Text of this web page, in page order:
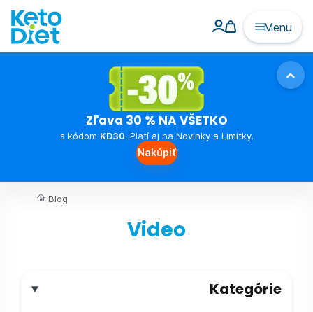
Menu
Zľava 30 % NA VŠETKO
s kódom KD30. Platí aj na Novinky a Limitky.
Nakúpiť
Blog
Video
Kategórie